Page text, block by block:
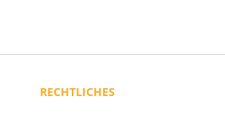
RECHTLICHES